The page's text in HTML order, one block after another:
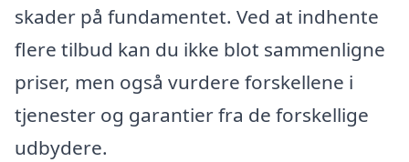
skader på fundamentet. Ved at indhente
flere tilbud kan du ikke blot sammenligne
priser, men også vurdere forskellene i
tjenester og garantier fra de forskellige
udbydere.